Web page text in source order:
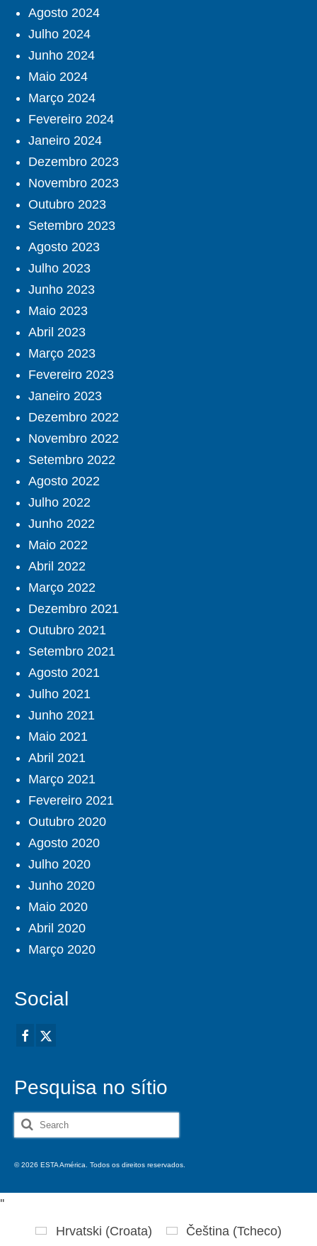
Agosto 2024
Julho 2024
Junho 2024
Maio 2024
Março 2024
Fevereiro 2024
Janeiro 2024
Dezembro 2023
Novembro 2023
Outubro 2023
Setembro 2023
Agosto 2023
Julho 2023
Junho 2023
Maio 2023
Abril 2023
Março 2023
Fevereiro 2023
Janeiro 2023
Dezembro 2022
Novembro 2022
Setembro 2022
Agosto 2022
Julho 2022
Junho 2022
Maio 2022
Abril 2022
Março 2022
Dezembro 2021
Outubro 2021
Setembro 2021
Agosto 2021
Julho 2021
Junho 2021
Maio 2021
Abril 2021
Março 2021
Fevereiro 2021
Outubro 2020
Agosto 2020
Julho 2020
Junho 2020
Maio 2020
Abril 2020
Março 2020
Social
Pesquisa no sítio
Search
for:
© 2026 ESTA América. Todos os direitos reservados.
''
Hrvatski (Croata) Čeština (Tcheco)